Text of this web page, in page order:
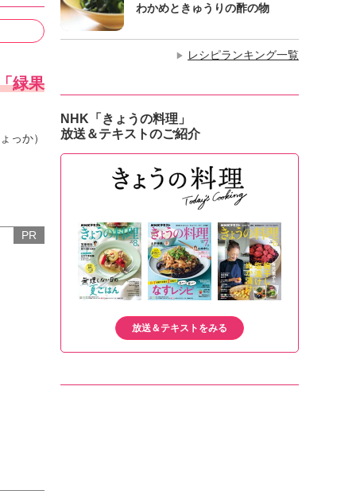
緑果
っか）
PR
わかめときゅうりの酢の物
▶ レシピランキング一覧
NHK「きょうの料理」
放送＆テキストのご紹介
放送＆テキストをみる